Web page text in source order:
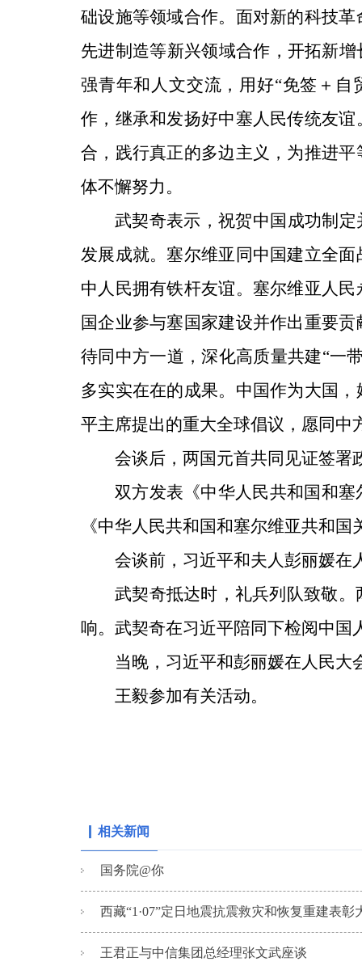
础设施等领域合作。面对新的科技
先进制造等新兴领域合作，开拓新
强青年和人文交流，用好“免签＋
作，继承和发扬好中塞人民传统友
合，践行真正的多边主义，为推进
体不懈努力。
武契奇表示，祝贺中国成功制
发展成就。塞尔维亚同中国建立全
中人民拥有铁杆友谊。塞尔维亚人
国企业参与塞国家建设并作出重要
待同中方一道，深化高质量共建“一
多实实在在的成果。中国作为大国
平主席提出的重大全球倡议，愿同
会谈后，两国元首共同见证签署
双方发表《中华人民共和国和
《中华人民共和国和塞尔维亚共和
会谈前，习近平和夫人彭丽媛在
武契奇抵达时，礼兵列队致敬
响。武契奇在习近平陪同下检阅中
当晚，习近平和彭丽媛在人民
王毅参加有关活动。
相关新闻
国务院@你
西藏“1·07”定日地震抗震救灾和恢复重建表彰
王君正与中信集团总经理张文武座谈